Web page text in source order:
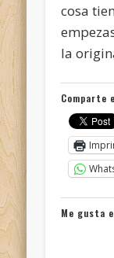
cosa
la
Comparte
Me gusta